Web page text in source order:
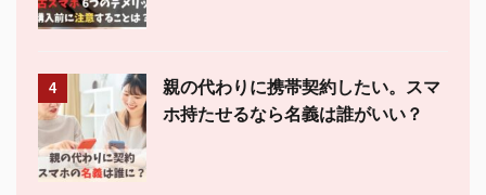
4
親の代わりに携帯契約したい。スマ
ホ持たせるなら名義は誰がいい？